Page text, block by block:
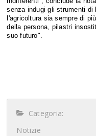
senza indugi gli strumenti di
l'agricoltura sia sempre di
della persona, pilastri
suo futuro".
Categoria:
Notizie